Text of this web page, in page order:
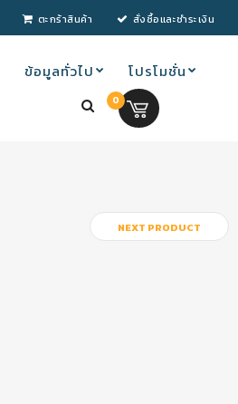
ตะกร้าสินค้า สั่งซื้อและชำระเงิน
ข้อมูลทั่วไป โปรโมชั่น
0
NEXT PRODUCT